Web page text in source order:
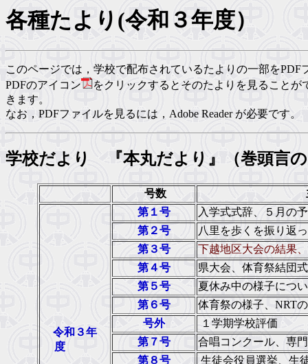
各種たより(令和３年度）
このページでは，学校で配布されているたよりの一部をPDF
PDFのアイコン
をクリックするとそのたよりを見ることが
きます。
なお，PDFファイルを見るには，Adobe Reader が必要です。
学校だより 『本丸だより』（巻頭言
号数
令和３年
度
第１号
入学式式辞、５月の
第２号
八里を歩くを振り返
第３号
下越地区大会の結果
第４号
県大会、体育祭結団
第５号
夏休み中の様子につ
第６号
体育祭の様子、NRT
号外
１学期学校評価
第７号
合唱コンクール、専
第８号
生徒会役員選挙、生